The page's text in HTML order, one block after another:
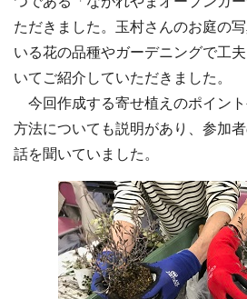
ただきました。玉村さんのお庭の
いる花の品種やガーデニングで工
いてご紹介していただきました。
今回作成する寄せ植えのポイン
方法についても説明があり、参加
話を聞いていました。